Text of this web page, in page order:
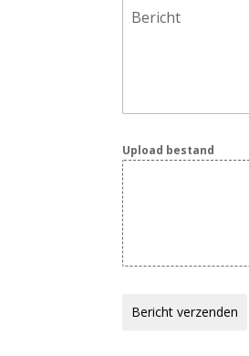
Bericht
Upload bestand
Bericht verzenden